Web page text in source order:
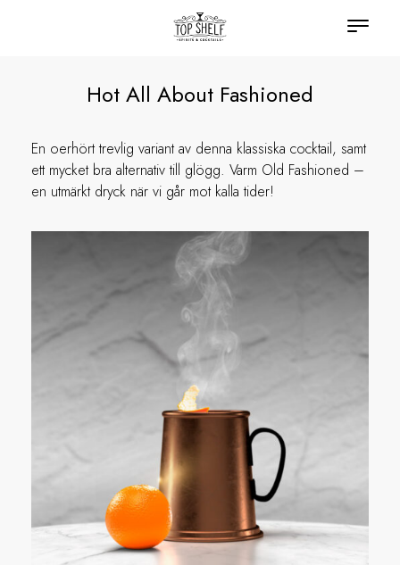
Hot All About Fashioned
En oerhört trevlig variant av denna klassiska cocktail, samt
ett mycket bra alternativ till glögg. Varm Old Fashioned –
en utmärkt dryck när vi går mot kalla tider!